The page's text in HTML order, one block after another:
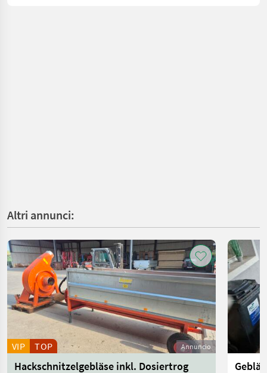
Altri annunci:
Annuncio
VIP TOP
Hackschnitzelgebläse inkl. Dosiertrog